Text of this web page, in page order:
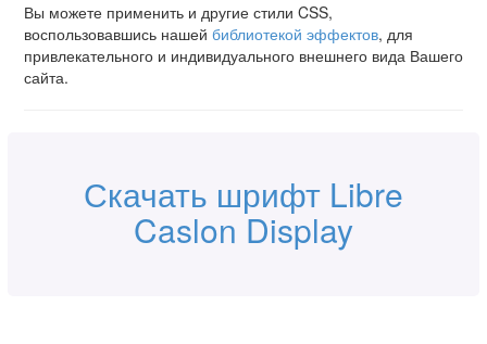
Вы можете применить и другие стили CSS,
воспользовавшись нашей библиотекой эффектов, для
привлекательного и индивидуального внешнего вида Вашего
сайта.
Скачать шрифт Libre
Caslon Display